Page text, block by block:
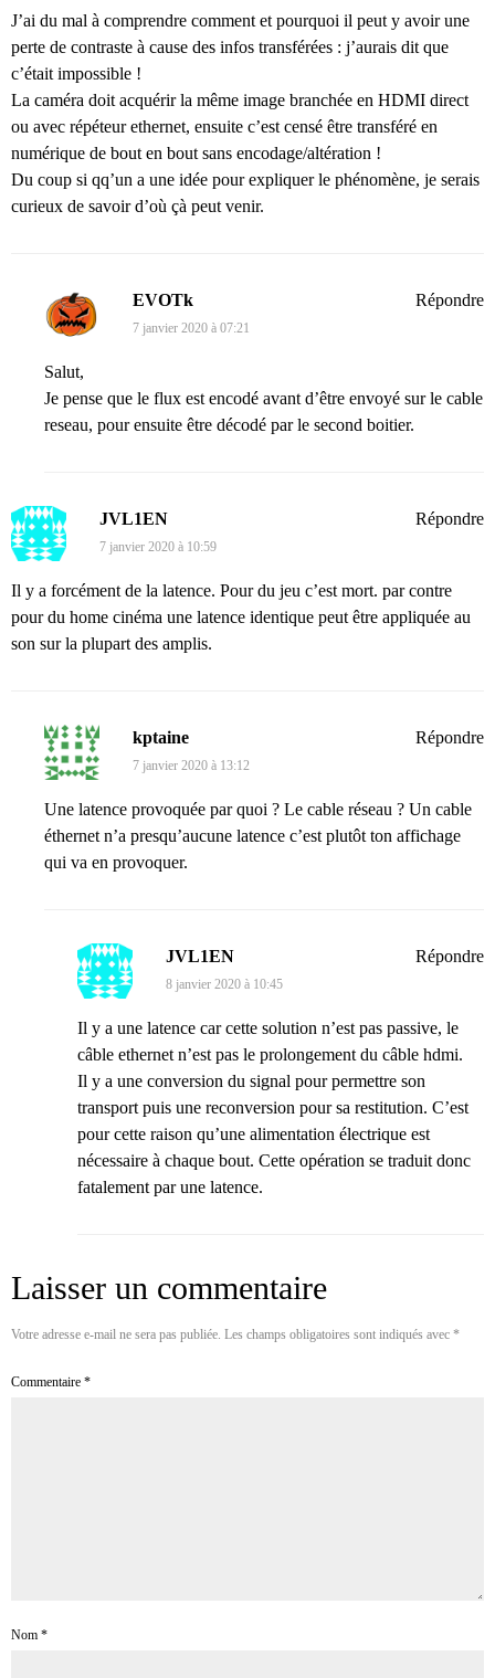
J’ai du mal à comprendre comment et pourquoi il peut y avoir une
perte de contraste à cause des infos transférées : j’aurais dit que
c’était impossible !
La caméra doit acquérir la même image branchée en HDMI direct
ou avec répéteur ethernet, ensuite c’est censé être transféré en
numérique de bout en bout sans encodage/altération !
Du coup si qq’un a une idée pour expliquer le phénomène, je serais
curieux de savoir d’où çà peut venir.
EVOTk
7 janvier 2020 à 07:21
Salut,
Je pense que le flux est encodé avant d’être envoyé sur le cable
reseau, pour ensuite être décodé par le second boitier.
Répondre
JVL1EN
7 janvier 2020 à 10:59
Il y a forcément de la latence. Pour du jeu c’est mort. par contre
pour du home cinéma une latence identique peut être appliquée au
son sur la plupart des amplis.
Répondre
kptaine
7 janvier 2020 à 13:12
Une latence provoquée par quoi ? Le cable réseau ? Un cable
éthernet n’a presqu’aucune latence c’est plutôt ton affichage
qui va en provoquer.
Répondre
JVL1EN
8 janvier 2020 à 10:45
Il y a une latence car cette solution n’est pas passive, le
câble ethernet n’est pas le prolongement du câble hdmi.
Il y a une conversion du signal pour permettre son
transport puis une reconversion pour sa restitution. C’est
pour cette raison qu’une alimentation électrique est
nécessaire à chaque bout. Cette opération se traduit donc
fatalement par une latence.
Répondre
Laisser un commentaire
Votre adresse e-mail ne sera pas publiée. Les champs obligatoires sont indiqués avec *
Commentaire *
Nom *